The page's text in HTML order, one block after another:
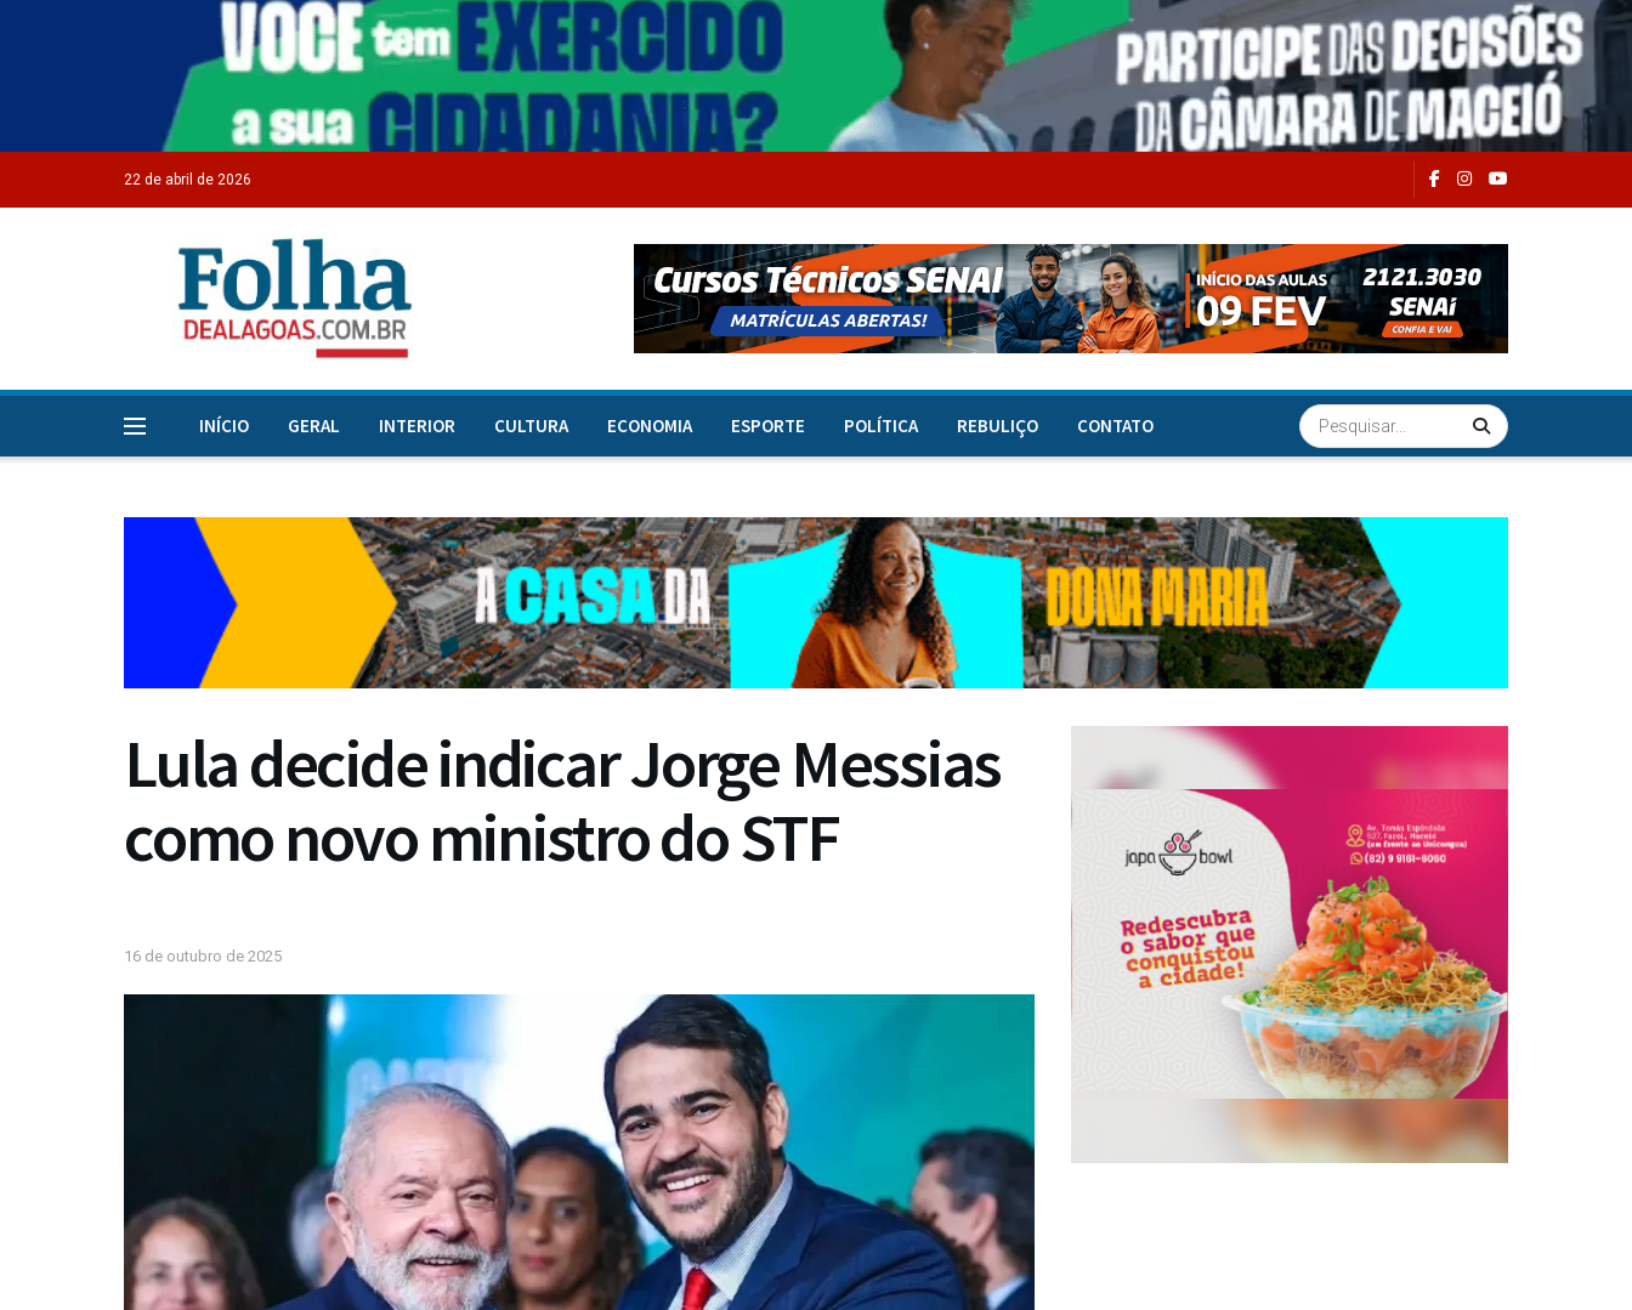
22 de abril de 2026
INÍCIO GERAL INTERIOR CULTURA ECONOMIA ESPORTE POLÍTICA REBULIÇO CONTATO
Lula decide indicar Jorge Messias
como novo ministro do STF
16 de outubro de 2025